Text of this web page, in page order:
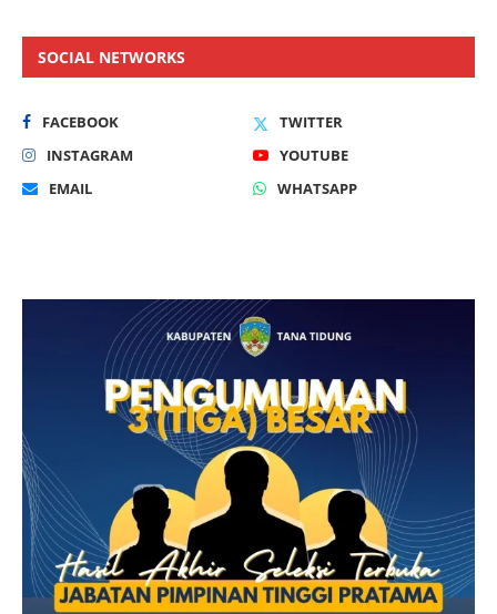
SOCIAL NETWORKS
FACEBOOK
TWITTER
INSTAGRAM
YOUTUBE
EMAIL
WHATSAPP